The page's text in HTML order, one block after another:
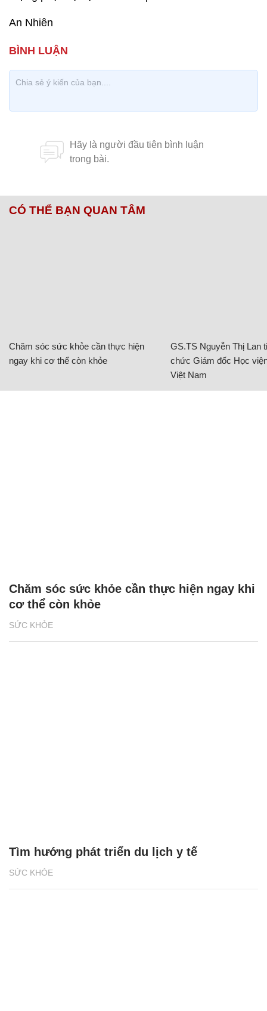
An Nhiên
CÓ THỂ BẠN QUAN TÂM
Chăm sóc sức khỏe cần thực hiện
ngay khi cơ thể còn khỏe
GS.TS Nguyễn Thị Lan
chức Giám đốc Học
Việt Nam
SỨC KHỎE
Chăm sóc sức khỏe cần thực hiện ngay khi
cơ thể còn khỏe
SỨC KHỎE
Tìm hướng phát triển du lịch y tế